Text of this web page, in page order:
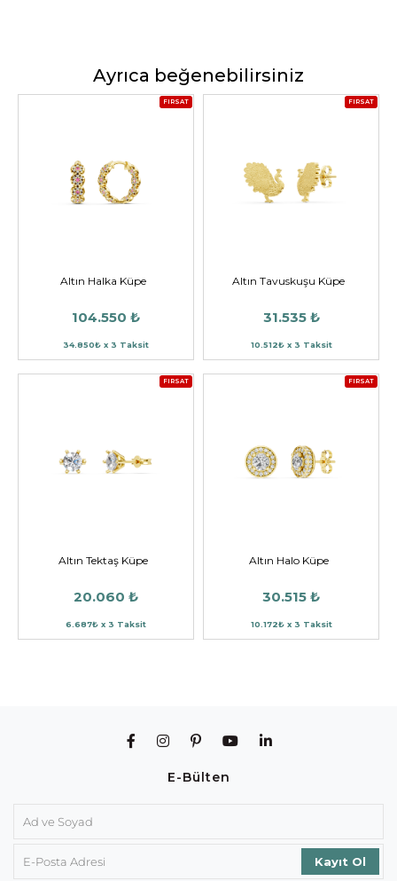
Ayrıca beğenebilirsiniz
FIRSAT
Altın Halka Küpe
104.550 ₺
34.850₺ x 3 Taksit
FIRSAT
Altın Tavuskuşu Küpe
31.535 ₺
10.512₺ x 3 Taksit
FIRSAT
Altın Tektaş Küpe
20.060 ₺
6.687₺ x 3 Taksit
FIRSAT
Altın Halo Küpe
30.515 ₺
10.172₺ x 3 Taksit
E-Bülten